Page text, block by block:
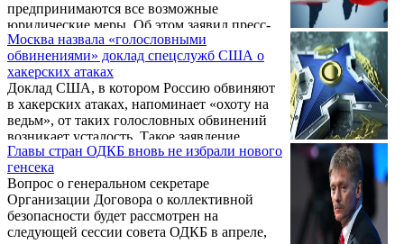
установившийся в отношениях Турции и
России, последней не стоит расслабляться,
так как нет никакой гарантии, что
неприятные инциденты ...
предпринимаются все возможные
юридические меры. Об этом заявил пресс-
секретарь Президента РФ Дмитрий Песков,
передает РИА Новости.
Москва назвала «голословными
обвинениями» доклад спецслужб США о
хакерских атаках
Доклад США, в котором Россию обвиняют
в хакерских атаках, напоминает «охоту на
ведьм», от таких голословных обвинений
возникает усталость. Такое заявление
сделал пресс-секретарь российского
президента Дмитрий Песков.
Главы стран ОДКБ вновь не избрали нового
генсека
Вопрос о генеральном секретаре
Организации Договора о коллективной
безопасности будет рассмотрен на
следующей сессии совета ОДКБ в апреле,